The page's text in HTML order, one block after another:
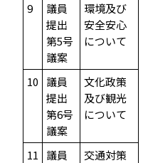
9
議員
提出
第5号
議案
環境及び
安全安心
について
10
議員
提出
第6号
議案
文化政策
及び観光
について
11
議員
交通対策